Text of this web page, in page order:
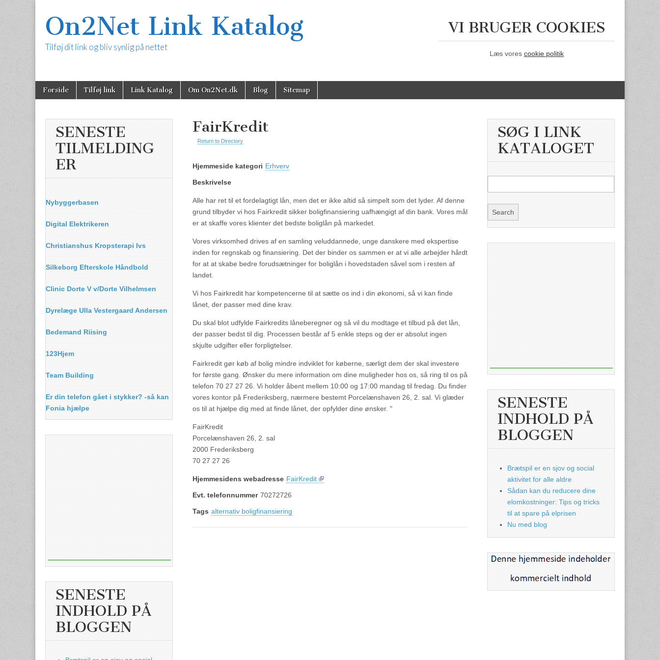
On2Net Link Katalog
Tilføj dit link og bliv synlig på nettet
VI BRUGER COOKIES
Læs vores cookie politik
Main
menu
Skip
Forside Tilføj link Link Katalog Om On2Net.dk Blog Sitemap
FairKredit
Return to Directory
Hjemmeside kategori Erhverv
Beskrivelse
Alle har ret til et fordelagtigt lån, men det er ikke altid så simpelt som det lyder. Af denne
grund tilbyder vi hos Fairkredit sikker boligfinansiering uafhængigt af din bank. Vores mål
er at skaffe vores klienter det bedste boliglån på markedet.
Vores virksomhed drives af en samling veluddannede, unge danskere med ekspertise
inden for regnskab og finansiering. Det der binder os sammen er at vi alle arbejder hårdt
for at at skabe bedre forudsætninger for boliglån i hovedstaden såvel som i resten af
landet.
Vi hos Fairkredit har kompetencerne til at sætte os ind i din økonomi, så vi kan finde
lånet, der passer med dine krav.
Du skal blot udfylde Fairkredits låneberegner og så vil du modtage et tilbud på det lån,
der passer bedst til dig. Processen består af 5 enkle steps og der er absolut ingen
skjulte udgifter eller forpligtelser.
Fairkredit gør køb af bolig mindre indviklet for køberne, særligt dem der skal investere
for første gang. Ønsker du mere information om dine muligheder hos os, så ring til os på
telefon 70 27 27 26. Vi holder åbent mellem 10:00 og 17:00 mandag til fredag. Du finder
vores kontor på Frederiksberg, nærmere bestemt Porcelænshaven 26, 2. sal. Vi glæder
os til at hjælpe dig med at finde lånet, der opfylder dine ønsker. "
FairKredit
Porcelænshaven 26, 2. sal
2000 Frederiksberg
70 27 27 26
Hjemmesidens webadresse FairKredit
Evt. telefonnummer 70272726
Tags alternativ boligfinansiering
SENESTE
TILMELDING
ER
Nybyggerbasen
Digital Elektrikeren
Christianshus Kropsterapi Ivs
Silkeborg Efterskole Håndbold
Clinic Dorte V v/Dorte Vilhelmsen
Dyrelæge Ulla Vestergaard Andersen
Bedemand Riising
123Hjem
Team Building
Er din telefon gået i stykker? -så kan
Fonia hjælpe
SENESTE
INDHOLD PÅ
BLOGGEN
SØG I LINK
KATALOGET
SENESTE
INDHOLD PÅ
BLOGGEN
Brætspil er en sjov og social
aktivitet for alle aldre
Sådan kan du reducere dine
elomkostninger: Tips og tricks
til at spare på elprisen
Nu med blog